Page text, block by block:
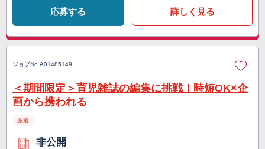
応募する 詳しく見る
ジョブNo. A01485149
＜期間限定＞育児雑誌の編集に挑戦！時短OK×企
画から携われる
派遣
非公開